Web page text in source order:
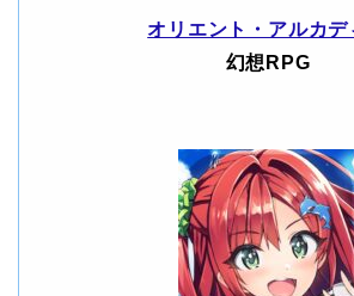
オリエント・アルカデ
幻想RPG